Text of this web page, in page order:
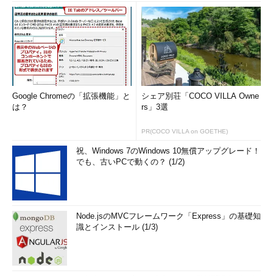
Google Chromeの「拡張機能」と
は？
シェア別荘「COCO VILLA Owne
rs」3選
PR(COCO VILLA on GOETHE)
祝、Windows 7のWindows 10無償アップグレード！
でも、古いPCで動くの？ (1/2)
Node.jsのMVCフレームワーク「Express」の基礎知
識とインストール (1/3)